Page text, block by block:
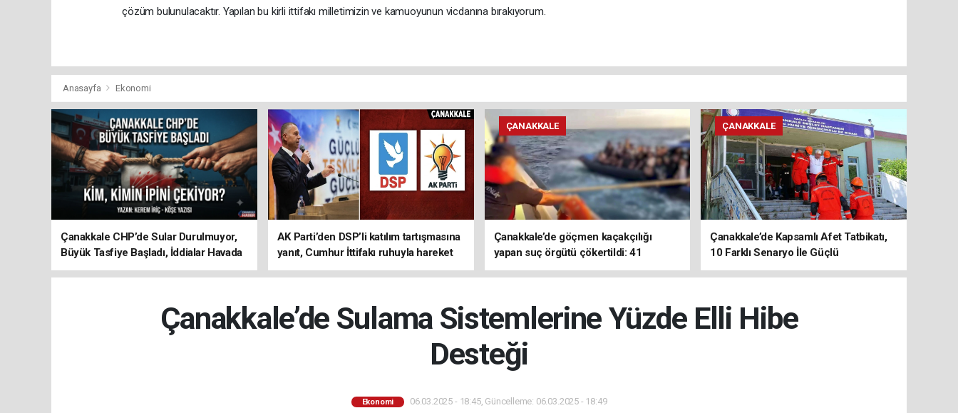
çözüm bulunulacaktır. Yapılan bu kirli ittifakı milletimizin ve kamuoyunun vicdanına bırakıyorum.
Anasayfa Ekonomi
Çanakkale CHP’de Sular Durulmuyor,
Büyük Tasfiye Başladı, İddialar Havada
Uçuşuyor
AK Parti’den DSP’li katılım tartışmasına
yanıt, Cumhur İttifakı ruhuyla hareket
ediyoruz
ÇANAKKALE
Çanakkale’de göçmen kaçakçılığı
yapan suç örgütü çökertildi: 41
tutuklama
ÇANAKKALE
Çanakkale’de Kapsamlı Afet Tatbikatı,
10 Farklı Senaryo İle Güçlü
Koordinasyon
Çanakkale’de Sulama Sistemlerine Yüzde Elli Hibe
Desteği
Ekonomi 06.03.2025 - 18:45, Güncelleme: 06.03.2025 - 18:49